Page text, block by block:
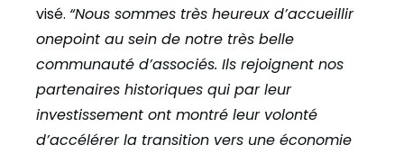
visé. “Nous sommes très heureux d’accueillir
onepoint au sein de notre très belle
communauté d’associés. Ils rejoignent nos
partenaires historiques qui par leur
investissement ont montré leur volonté
d’accélérer la transition vers une économie